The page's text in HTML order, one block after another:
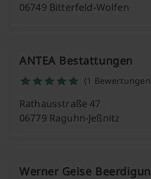
06749 Bitterfeld-Wolfen
ANTEA Bestattungen
(1
Rathausstraße 47
06779 Raguhn-Jeßnitz
Werner Geise